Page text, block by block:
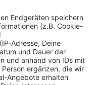
um 3 Uhr und
sonst, wird es
für einzelne
sagt die
bleiben am
aufgerufen hat
sollen